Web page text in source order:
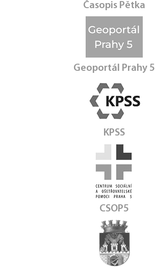
Časopis Pětka
Geoportál Prahy 5
KPSS
CSOP5